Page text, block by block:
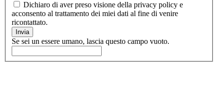
Dichiaro di aver preso visione della privacy policy e
acconsento al trattamento dei miei dati al fine di venire
ricontattato.
Invia
Se sei un essere umano, lascia questo campo vuoto.